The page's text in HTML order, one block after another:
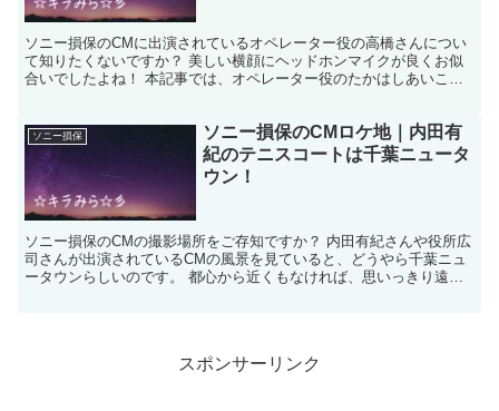
ソニー損保のCMに出演されているオペレーター役の高橋さんについ
て知りたくないですか？ 美しい横顔にヘッドホンマイクが良くお似
合いでしたよね！ 本記事では、オペレーター役のたかはしあいこさ
ソニー損保
ソニー損保のCMロケ地｜内田有
紀のテニスコートは千葉ニュータ
ウン！
ソニー損保のCMの撮影場所をご存知ですか？ 内田有紀さんや役所広
司さんが出演されているCMの風景を見ていると、どうやら千葉ニュ
ータウンらしいのです。 都心から近くもなければ、思いっきり遠い
スポンサーリンク